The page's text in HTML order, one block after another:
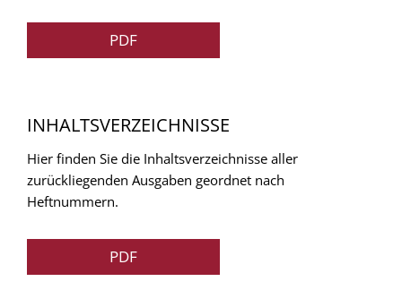
PDF
INHALTSVERZEICHNISSE
Hier finden Sie die Inhaltsverzeichnisse aller
zurückliegenden Ausgaben geordnet nach
Heftnummern.
PDF